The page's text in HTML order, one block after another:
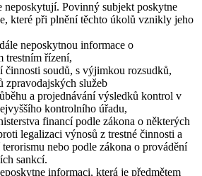
neposkytují. Povinný subjekt poskytne
které při plnění těchto úkolů vznikly jeho
neposkytnou informace o
trestním řízení,
činnosti soudů, s výjimkou rozsudků,
zpravodajských služeb
a projednávání výsledků kontrol v
kontrolního úřadu,
financí podle zákona o některých
legalizaci výnosů z trestné činnosti a
nebo podle zákona o provádění
sankcí.
informaci, která je předmětem